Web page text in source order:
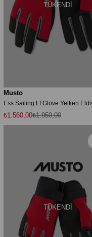
TÜKENDI
Musto
₺1.560,00₺1.950,00
TÜKENDI